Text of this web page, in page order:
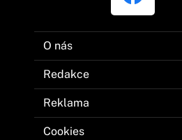
O nás
Redakce
Reklama
Cookies